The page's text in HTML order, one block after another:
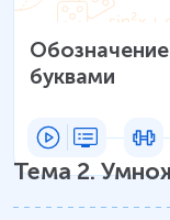
буквами
Тема2.